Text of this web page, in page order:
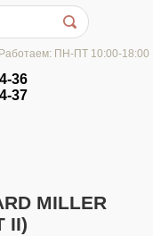
Работаем: ПН-ПТ 10:00-18:00
36
37
MILLER
II)